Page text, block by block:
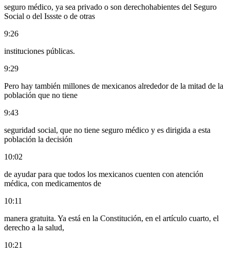
seguro médico, ya sea privado o son derechohabientes del Seguro
Social o del Issste o de otras
9:26
instituciones públicas.
9:29
Pero hay también millones de mexicanos alrededor de la mitad de la
población que no tiene
9:43
seguridad social, que no tiene seguro médico y es dirigida a esta
población la decisión
10:02
de ayudar para que todos los mexicanos cuenten con atención
médica, con medicamentos de
10:11
manera gratuita. Ya está en la Constitución, en el artículo cuarto, el
derecho a la salud,
10:21